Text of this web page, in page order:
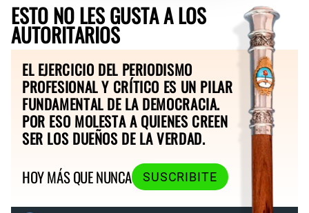
ESTO NO LES GUSTA A LOS
AUTORITARIOS
EL EJERCICIO DEL PERIODISMO
PROFESIONAL Y CRÍTICO ES UN PILAR
FUNDAMENTAL DE LA DEMOCRACIA.
POR ESO MOLESTA A QUIENES CREEN
SER LOS DUEÑOS DE LA VERDAD.
HOY MÁS QUE NUNCA
SUSCRIBITE